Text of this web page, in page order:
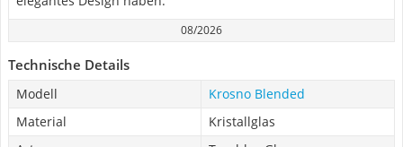
08/2026
Technische Details
Modell
Krosno Blended
Material
Kristallglas